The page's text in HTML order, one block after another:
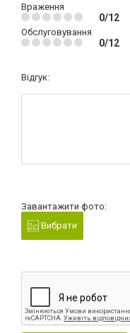
Враження
0/12
Обслуговування
0/12
Відгук:
Завантажити фото:
Вибрати